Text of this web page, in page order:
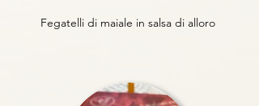
Fegatelli di maiale in salsa di alloro